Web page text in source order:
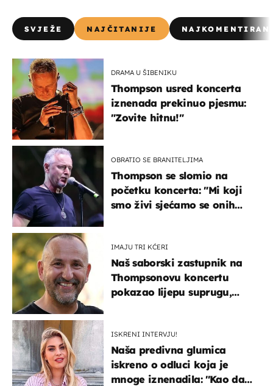
SVJEŽE NAJČITANIJE
DRAMA U ŠIBENIKU
Thompson usred koncerta
iznenada prekinuo pjesmu:
"Zovite hitnu!"
OBRATIO SE BRANITELJIMA
Thompson se slomio na
početku koncerta: "Mi koji
smo živi sjećamo se onih
IMAJU TRI KĆERI
Naš saborski zastupnik na
Thompsonovu koncertu
pokazao lijepu suprugu,
ISKRENI INTERVJU!
Naša predivna glumica
iskreno o odluci koja je
mnoge iznenadila: ''Kao da